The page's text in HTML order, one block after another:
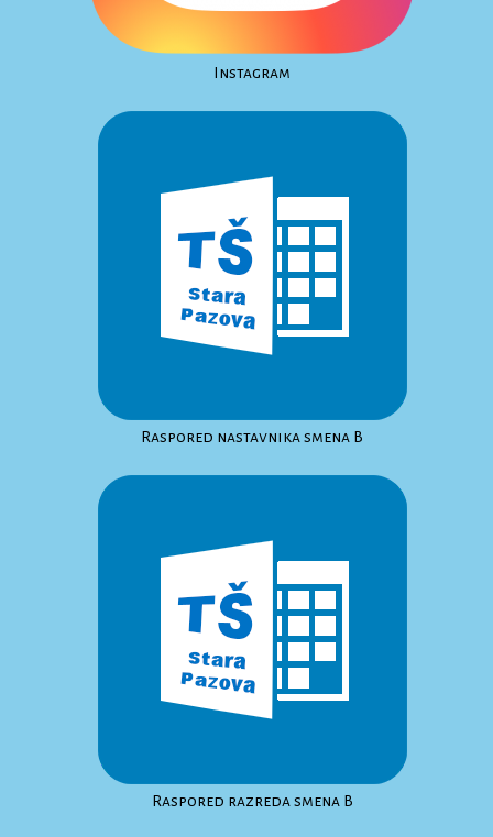
Instagram
Raspored nastavnika smena B
Raspored razreda smena B